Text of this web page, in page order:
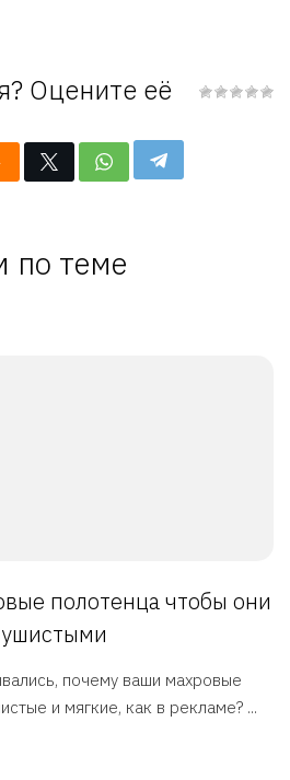
Оцените её
по теме
полотенца чтобы они
почему ваши махровые
и мягкие, как в рекламе? ...